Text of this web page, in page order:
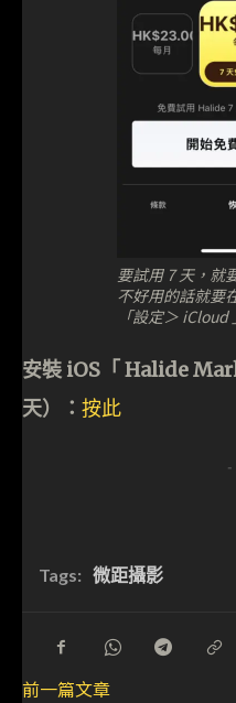
要試用 7 天，就
不好用的話就要
「設定＞ iCloud
安裝 iOS「 Halide
天）： 按此
-
Tags: 微距攝影
前一篇文章